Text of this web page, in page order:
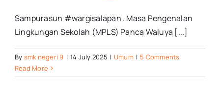
Sampurasun #wargisalapan . Masa Pengenalan
Lingkungan Sekolah (MPLS) Panca Waluya [...]
By smk negeri 9 | 14 July 2025 | Umum | 5 Comments
Read More